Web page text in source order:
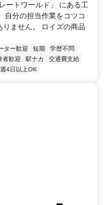
ートワールド」 にある工
自分の担当作業をコツコ
りません。 ロイズの商品
ター歓迎 短期
学歴不問
者歓迎 駅ナカ
交通費支給
週4日以上OK